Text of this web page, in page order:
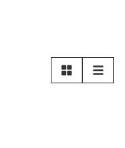
RutnätLista